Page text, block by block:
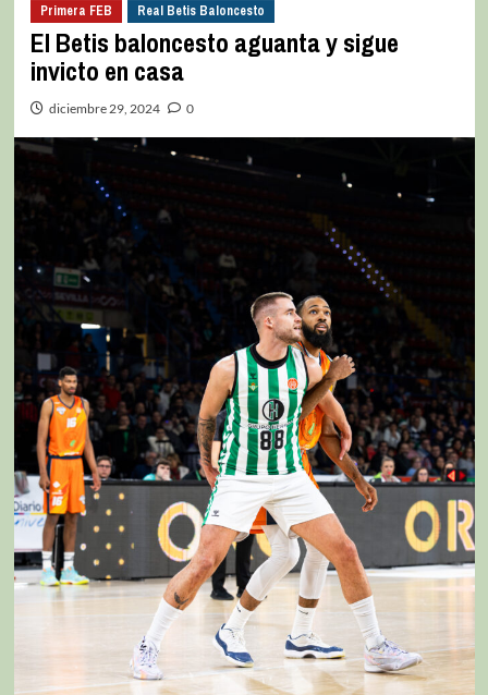
Primera FEB Real Betis Baloncesto
El Betis baloncesto aguanta y sigue
invicto en casa
diciembre 29, 2024 0